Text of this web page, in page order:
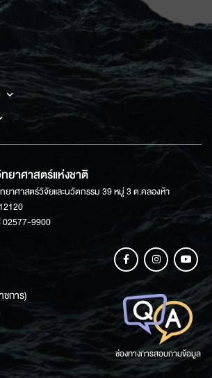
าศาสตร์แห่งชาติ
าศาสตร์วิจัยและนวัตกรรม 39 หมู่ 3 ต.คลองห้า
02577-9900
การ)
ช่องทางการสอบถามข้อมูล